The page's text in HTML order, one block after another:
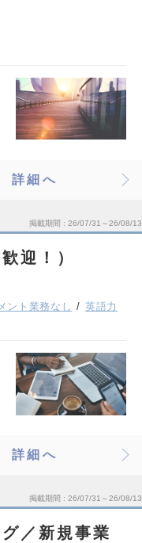
詳細へ
掲載期間 26/07/31～26/08/13
迎！）
ント業務なし
英語力
詳細へ
掲載期間 26/07/31～26/08/13
／新規事業